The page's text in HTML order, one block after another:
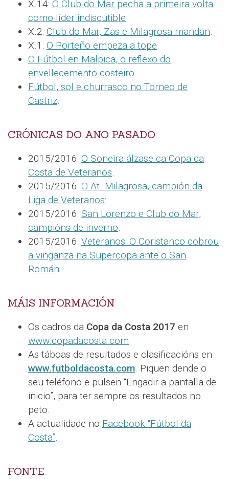
X.14: O Club do Mar pecha a primeira volta
como líder indiscutible.
X.2: Club do Mar, Zas e Milagrosa mandan.
X.1: O Porteño empeza a tope.
O Fútbol en Malpica, o reflexo do
envellecemento costeiro.
Fútbol, sol e churrasco no Torneo de
Castriz.
CRÓNICAS DO ANO PASADO
2015/2016: O Soneira álzase ca Copa da
Costa de Veteranos.
2015/2016: O At. Milagrosa, campión da
Liga de Veteranos:
2015/2016: San Lorenzo e Club do Mar,
campións de inverno.
2015/2016: Veteranos: O Coristanco cobrou
a vinganza na Supercopa ante o San
Román.
MÁIS INFORMACIÓN
Os cadros da Copa da Costa 2017 en
www.copadacosta.com.
As táboas de resultados e clasificacións en
www.futboldacosta.com. Piquen dende o
seu teléfono e pulsen “Engadir a pantalla de
inicio”, para ter sempre os resultados no
peto.
A actualidade no Facebook “Fútbol da
Costa”.
FONTE